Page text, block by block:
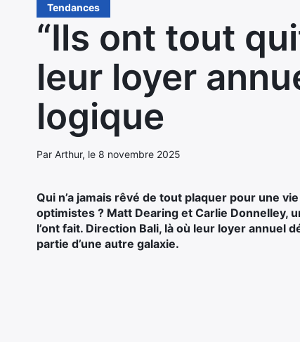
Tendances
“Ils ont tout
leur loyer
logique
Par Arthur, le 8 novembre 2025
Qui n’a jamais rêvé de tout plaquer pour une
optimistes ? Matt Dearing et Carlie Donnelley,
l’ont fait. Direction Bali, là où leur loyer annuel
partie d’une autre galaxie.